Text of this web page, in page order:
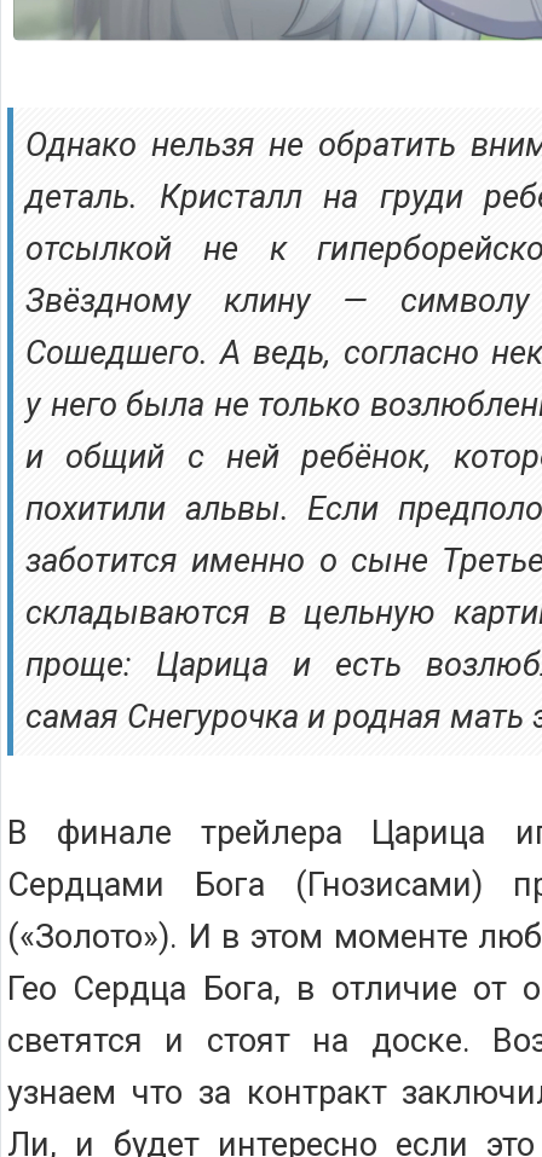
Однако нельзя не обратить
деталь. Кристалл на груди
отсылкой не к
Звёздному клину — символу
Сошедшего. А ведь, согласно
у него была не только
и общий с ней ребёнок,
похитили альвы. Если
заботится именно о сыне
складываются в цельную
проще: Царица и есть
самая Снегурочка и родная мать
В финале трейлера Царица
Сердцами Бога (Гнозисами)
(«Золото»). И в этом моменте
Гео Сердца Бога, в отличие от
светятся и стоят на доске.
узнаем что за контракт
Ли, и будет интересно если